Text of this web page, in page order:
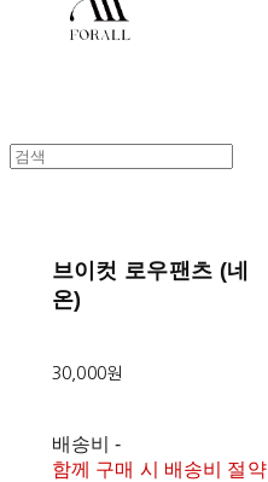
브이컷 로우팬츠 (네
온)
30,000원
배송비-
함께 구매 시 배송비 절약